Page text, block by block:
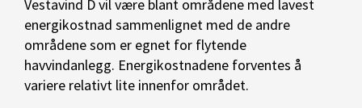
Vestavind D vil være blant områdene med lavest
energikostnad sammenlignet med de andre
områdene som er egnet for flytende
havvindanlegg. Energikostnadene forventes å
variere relativt lite innenfor området.